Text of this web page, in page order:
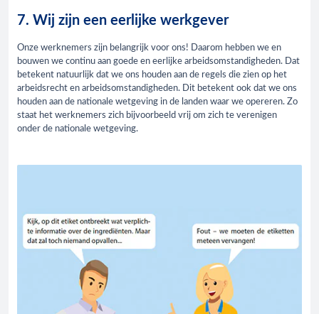
7. Wij zijn een eerlijke werkgever
Onze werknemers zijn belangrijk voor ons! Daarom hebben we en
bouwen we continu aan goede en eerlijke arbeidsomstandigheden. Dat
betekent natuurlijk dat we ons houden aan de regels die zien op het
arbeidsrecht en arbeidsomstandigheden. Dit betekent ook dat we ons
houden aan de nationale wetgeving in de landen waar we opereren. Zo
staat het werknemers zich bijvoorbeeld vrij om zich te verenigen
onder de nationale wetgeving.